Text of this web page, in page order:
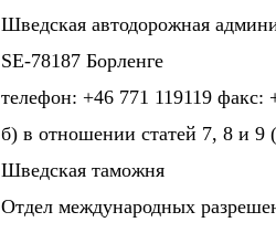
Шведская автодорожная
SE-78187 Борленге
телефон: +46 771 119119 факс:
б) в отношении статей 7, 8 и 9
Шведская таможня
Отдел международных